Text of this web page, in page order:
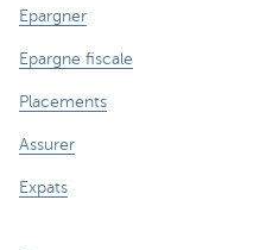
Epargner
Epargne fiscale
Placements
Assurer
Expats